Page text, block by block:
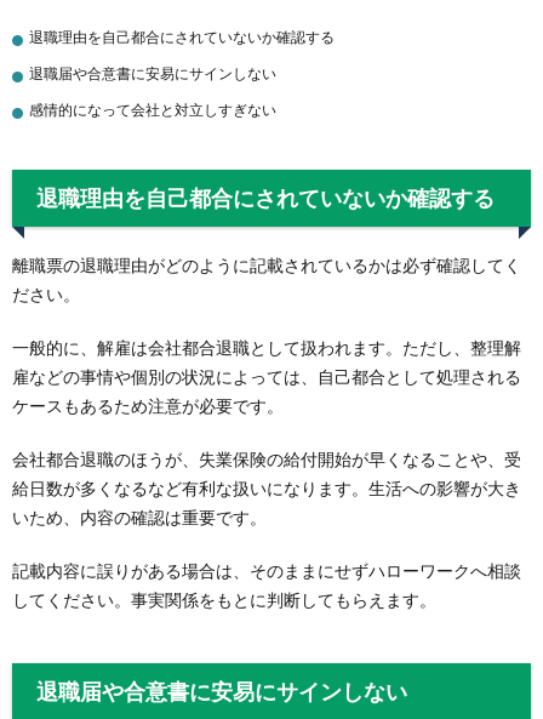
退職理由を自己都合にされていないか確認する
退職届や合意書に安易にサインしない
感情的になって会社と対立しすぎない
退職理由を自己都合にされていないか確認する
離職票の退職理由がどのように記載されているかは必ず確認してく
ださい。
一般的に、解雇は会社都合退職として扱われます。ただし、整理解
雇などの事情や個別の状況によっては、自己都合として処理される
ケースもあるため注意が必要です。
会社都合退職のほうが、失業保険の給付開始が早くなることや、受
給日数が多くなるなど有利な扱いになります。生活への影響が大き
いため、内容の確認は重要です。
記載内容に誤りがある場合は、そのままにせずハローワークへ相談
してください。事実関係をもとに判断してもらえます。
退職届や合意書に安易にサインしない